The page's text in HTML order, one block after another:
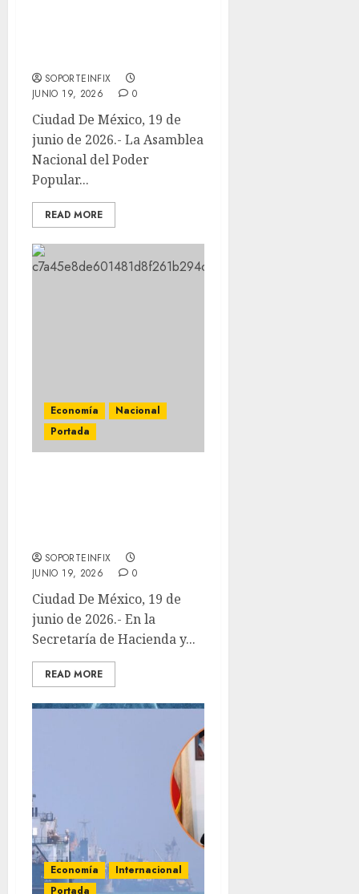
SOPORTEINFIX
JUNIO 19, 2026
0
Ciudad De México, 19 de
junio de 2026.- La Asamblea
Nacional del Poder
Popular...
READ MORE
Economía
Nacional
Portada
SOPORTEINFIX
JUNIO 19, 2026
0
Ciudad De México, 19 de
junio de 2026.- En la
Secretaría de Hacienda y...
READ MORE
Economía
Internacional
Portada